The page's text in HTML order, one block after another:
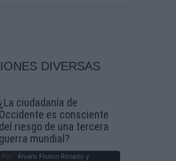
DIVERSAS
¿La ciudadanía de
Occidente es consciente
del riesgo de una tercera
guerra mundial?
Por Álvaro Frutos Rosado y